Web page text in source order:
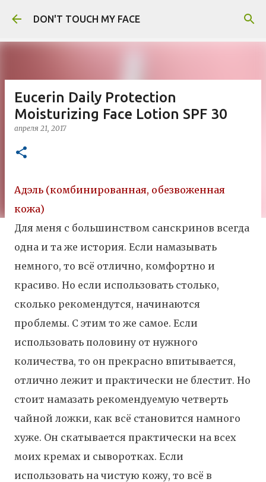
К основному контенту
DON'T TOUCH MY FACE
Eucerin Daily Protection
Moisturizing Face Lotion SPF 30
апреля 21, 2017
Адэль (комбинированная, обезвоженная
кожа)
Для меня с большинством санскринов всегда
одна и та же история. Если намазывать
немного, то всё отлично, комфортно и
красиво. Но если использовать столько,
сколько рекомендутся, начинаются
проблемы. С этим то же самое. Если
использовать половину от нужного
количества, то он прекрасно впитывается,
отлично лежит и практически не блестит. Но
стоит намазать рекомендуемую четверть
чайной ложки, как всё становится намного
хуже. Он скатывается практически на всех
моих кремах и сыворотках. Если
использовать на чистую кожу, то всё в